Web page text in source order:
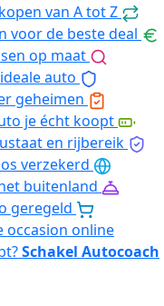
van A tot Z
voor de beste deal
op maat
auto
geheimen
je écht koopt
en rijbereik
verzekerd
buitenland
geregeld
occasion online
Schakel Autocoach